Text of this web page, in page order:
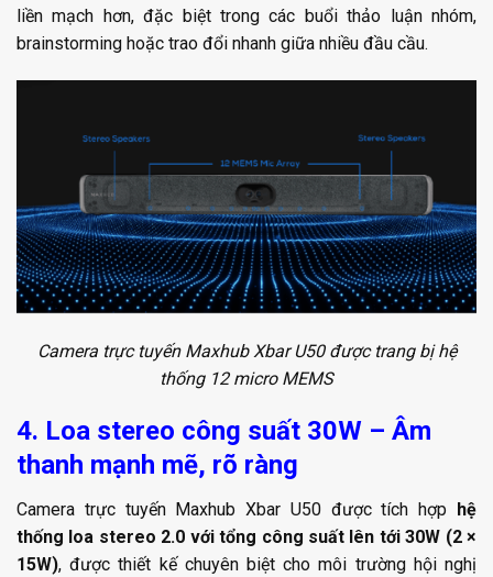
liền mạch hơn, đặc biệt trong các buổi thảo luận nhóm,
brainstorming hoặc trao đổi nhanh giữa nhiều đầu cầu.
Camera trực tuyến Maxhub Xbar U50 được trang bị hệ
thống 12 micro MEMS
4. Loa stereo công suất 30W – Âm
thanh mạnh mẽ, rõ ràng
Camera trực tuyến Maxhub Xbar U50 được tích hợp
hệ
thống loa stereo 2.0 với tổng công suất lên tới 30W (2 ×
15W), được thiết kế chuyên biệt cho môi trường hội nghị